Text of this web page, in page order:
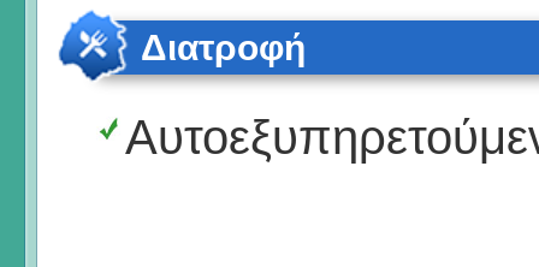
Διατροφή